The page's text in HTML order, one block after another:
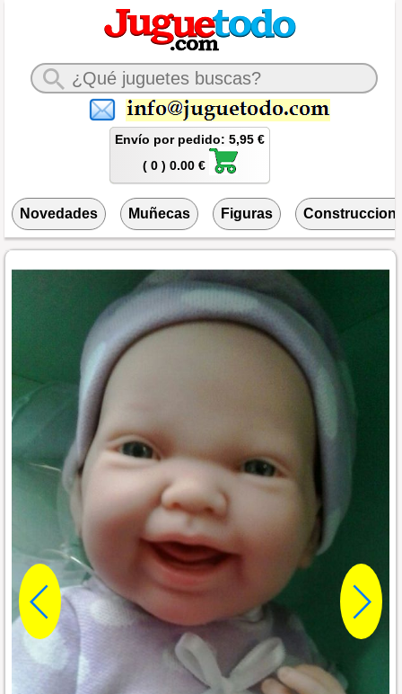
Envío por pedido: 5,95 €
( 0 ) 0.00 €
Novedades Muñecas Figuras